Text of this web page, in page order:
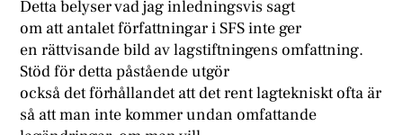
Detta belyser vad jag inledningsvis sagt
om att antalet författningar i SFS inte ger
en rättvisande bild av lagstiftningens omfattning.
Stöd för detta påstående utgör
också det förhållandet att det rent lagtekniskt ofta är
så att man inte kommer undan omfattande